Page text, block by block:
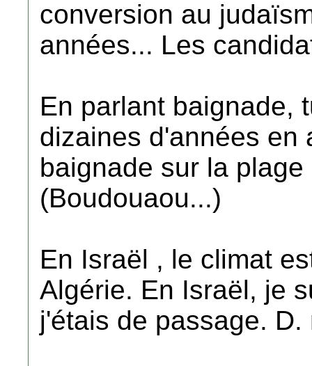
conversion au
années... Les
En parlant baignade,
dizaines d'années en
baignade sur la
(Boudouaou...)
En Israël , le climat
Algérie. En Israël, je
j'étais de passage. D.